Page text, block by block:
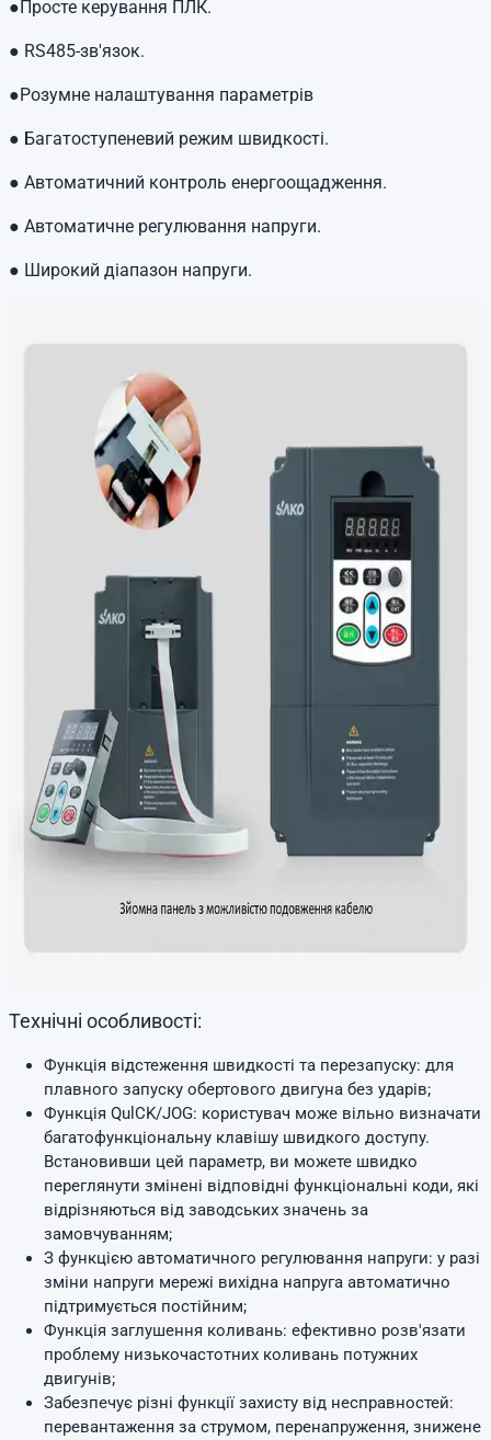
●Просте керування ПЛК.
● RS485-зв'язок.
●Розумне налаштування параметрів
● Багатоступеневий режим швидкості.
● Автоматичний контроль енергоощадження.
● Автоматичне регулювання напруги.
● Широкий діапазон напруги.
Технічні особливості:
Функція відстеження швидкості та перезапуску: для
плавного запуску обертового двигуна без ударів;
Функція QulCK/JOG: користувач може вільно визначати
багатофункціональну клавішу швидкого доступу.
Встановивши цей параметр, ви можете швидко
переглянути змінені відповідні функціональні коди, які
відрізняються від заводських значень за
замовчуванням;
З функцією автоматичного регулювання напруги: у разі
зміни напруги мережі вихідна напруга автоматично
підтримується постійним;
Функція заглушення коливань: ефективно розв'язати
проблему низькочастотних коливань потужних
двигунів;
Забезпечує різні функції захисту від несправностей:
перевантаження за струмом, перенапруження, знижене